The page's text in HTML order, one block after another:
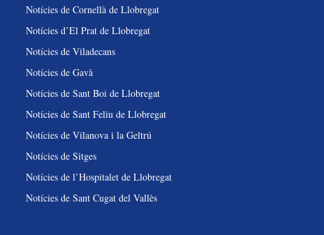
Notícies de Cornellà de Llobregat
Notícies d’El Prat de Llobregat
Notícies de Viladecans
Notícies de Gavà
Notícies de Sant Boi de Llobregat
Notícies de Sant Feliu de Llobregat
Notícies de Vilanova i la Geltrú
Notícies de Sitges
Notícies de l’Hospitalet de Llobregat
Notícies de Sant Cugat del Vallès